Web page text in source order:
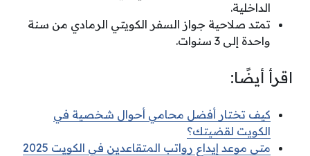
الداخلية.
تمتد صلاحية جواز السفر الكويتي الرمادي من سنة
واحدة إلى 3 سنوات.
اقرأ أيضًا:
كيف تختار أفضل محامي أحوال شخصية في
الكويت لقضيتك؟
متى موعد إيداع رواتب المتقاعدين في الكويت 2025